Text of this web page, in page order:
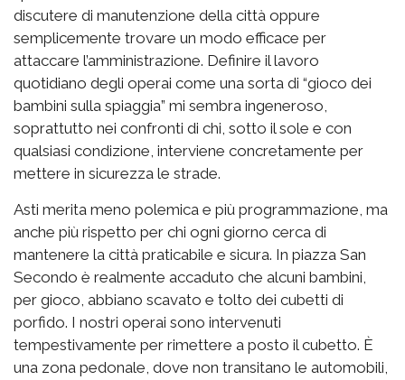
discutere di manutenzione della città oppure
semplicemente trovare un modo efficace per
attaccare l’amministrazione. Definire il lavoro
quotidiano degli operai come una sorta di “gioco dei
bambini sulla spiaggia” mi sembra ingeneroso,
soprattutto nei confronti di chi, sotto il sole e con
qualsiasi condizione, interviene concretamente per
mettere in sicurezza le strade.
Asti merita meno polemica e più programmazione, ma
anche più rispetto per chi ogni giorno cerca di
mantenere la città praticabile e sicura. In piazza San
Secondo è realmente accaduto che alcuni bambini,
per gioco, abbiano scavato e tolto dei cubetti di
porfido. I nostri operai sono intervenuti
tempestivamente per rimettere a posto il cubetto. È
una zona pedonale, dove non transitano le automobili,